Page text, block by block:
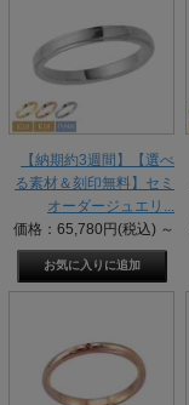
【納期約3週間】【選べ
る素材＆刻印無料】セミ
オーダージュエリ...
価格：65,780円(税込) ～